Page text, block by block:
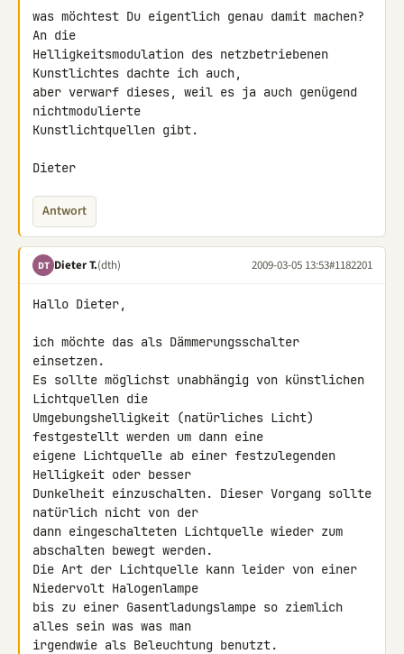
was möchtest Du eigentlich genau damit machen?
An die
Helligkeitsmodulation des netzbetriebenen
Kunstlichtes dachte ich auch,
aber verwarf dieses, weil es ja auch genügend
nichtmodulierte
Kunstlichtquellen gibt.
Dieter
Antwort
DT Dieter T.(dth) 2009-03-05 13:53#1182201
Hallo Dieter,
ich möchte das als Dämmerungsschalter
einsetzen.
Es sollte möglichst unabhängig von künstlichen
Lichtquellen die
Umgebungshelligkeit (natürliches Licht)
festgestellt werden um dann eine
eigene Lichtquelle ab einer festzulegenden
Helligkeit oder besser
Dunkelheit einzuschalten. Dieser Vorgang sollte
natürlich nicht von der
dann eingeschalteten Lichtquelle wieder zum
abschalten bewegt werden.
Die Art der Lichtquelle kann leider von einer
Niedervolt Halogenlampe
bis zu einer Gasentladungslampe so ziemlich
alles sein was was man
irgendwie als Beleuchtung benutzt.